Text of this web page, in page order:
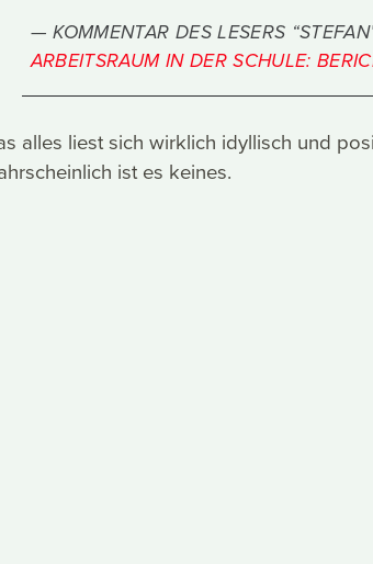
KOMMENTAR DES LESERS
ARBEITSRAUM IN DER SCHULE:
alles liest sich wirklich idyllisch und
ist es keines.